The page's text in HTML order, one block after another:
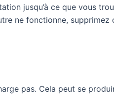
jusqu’à ce que vous
ne fonctionne,
pas. Cela peut se